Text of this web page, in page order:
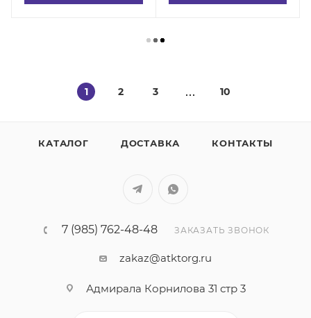
1 2 3 10
КАТАЛОГ ДОСТАВКА КОНТАКТЫ
7 (985) 762-48-48 ЗАКАЗАТЬ ЗВОНОК
zakaz@atktorg.ru
Адмирала Корнилова 31 стр 3